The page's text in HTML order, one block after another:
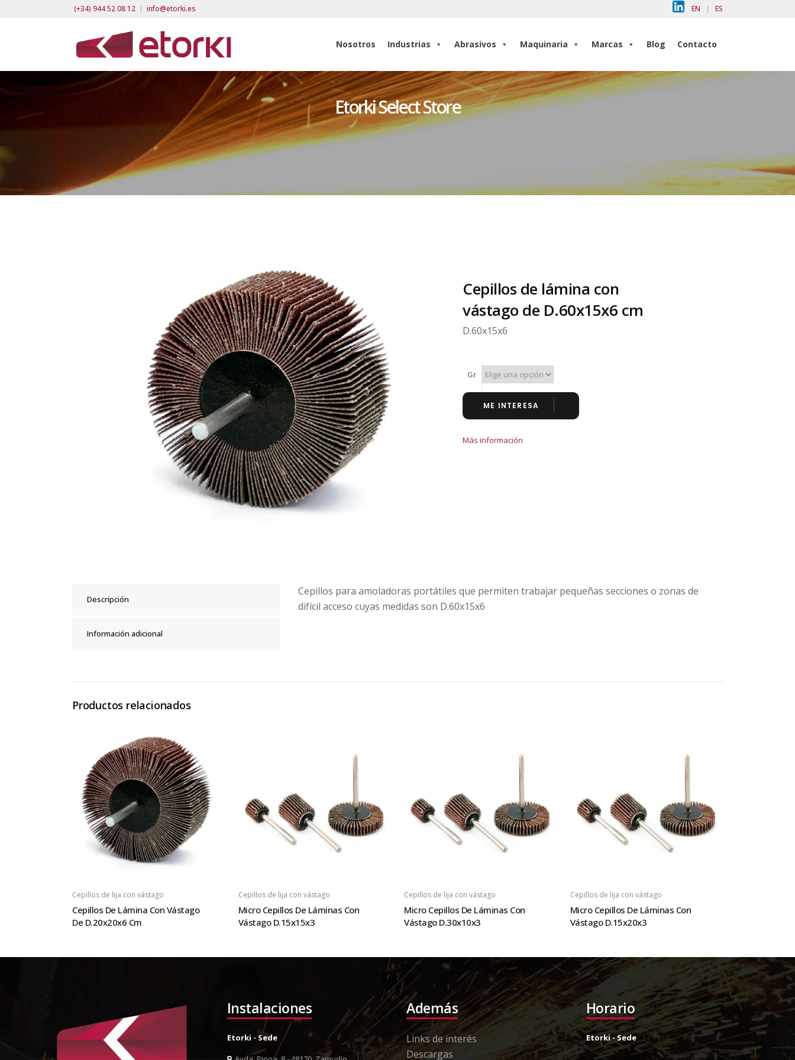
(+34) 944 52 08 12 | info@etorki.es EN | ES
Nosotros Industrias Abrasivos Maquinaria Marcas Blog Contacto
Etorki Select Store
Cepillos de lámina con
vástago de D.60x15x6 cm
D.60x15x6
Gr
ME INTERESA
Más información
Descripción
Información adicional
Cepillos para amoladoras portátiles que permiten trabajar pequeñas secciones o zonas de
difícil acceso cuyas medidas son D.60x15x6
Productos relacionados
Cepillos de lija con vástago
Cepillos De Lámina Con Vástago
De D.20x20x6 Cm
Cepillos de lija con vástago
Micro Cepillos De Láminas Con
Vástago D.15x15x3
Cepillos de lija con vástago
Micro Cepillos De Láminas Con
Vástago D.30x10x3
Cepillos de lija con vástago
Micro Cepillos De Láminas Con
Vástago D.15x20x3
Instalaciones
Etorki - Sede
Además
Links de interés
Descargas
Horario
Etorki - Sede